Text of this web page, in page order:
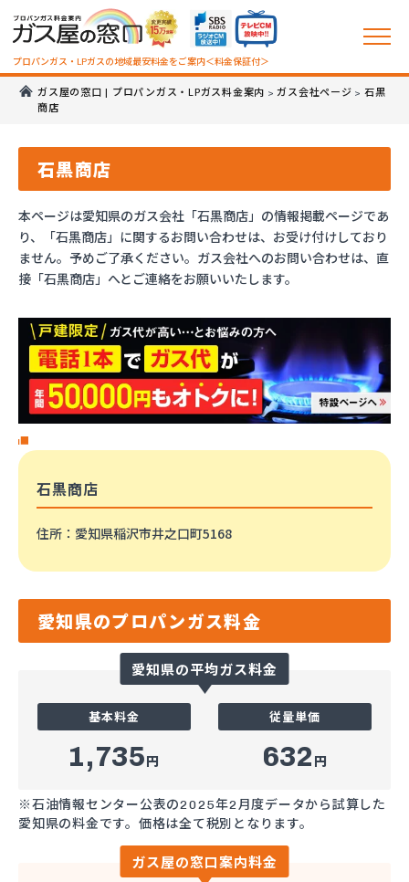
プロパンガス・LPガスの地域最安料金をご案内＜料金保証付＞
ガス屋の窓口 | プロパンガス・LPガス料金案内 >ガス会社ページ > 石黒
商店
石黒商店
本ページは愛知県のガス会社「石黒商店」の情報掲載ページであ
り、「石黒商店」に関するお問い合わせは、お受け付けしており
ません。予めご了承ください。ガス会社へのお問い合わせは、直
接「石黒商店」へとご連絡をお願いいたします。
石黒商店
住所 ：愛知県稲沢市井之口町5168
愛知県のプロパンガス料金
愛知県の平均ガス料金
基本料金
1,735円
従量単価
632 円
※石油情報センター公表の2025年2月度データから試算した
愛知県の料金です。価格は全て税別となります。
ガス屋の窓口案内料金